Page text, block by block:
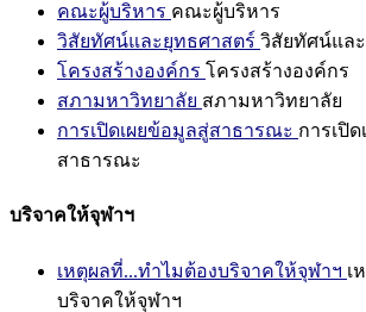
คณะผู้บริหาร คณะผู้บริหาร
วิสัยทัศน์และยุทธศาสตร์ วิสัยทัศน์แล
โครงสร้างองค์กร โครงสร้างองค์กร
สภามหาวิทยาลัย สภามหาวิทยาลัย
การเปิดเผยข้อมูลสู่สาธารณะ การเปิ
สาธารณะ
บริจาคให้จุฬาฯ
เหตุผลที่...ทำไมต้องบริจาคให้จุฬาฯ เ
บริจาคให้จุฬาฯ